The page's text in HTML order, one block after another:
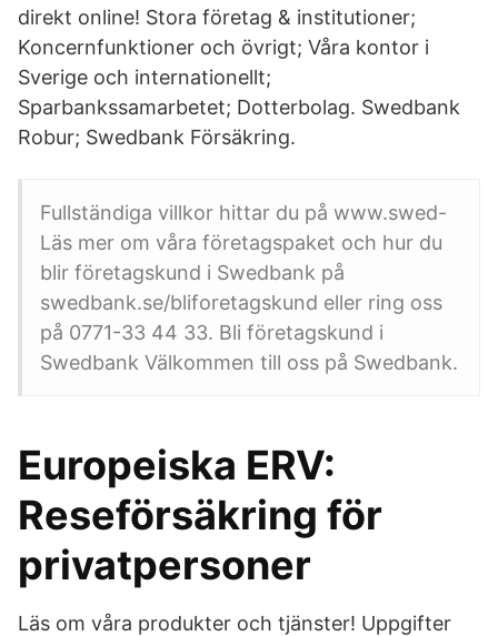
direkt online! Stora företag & institutioner;
Koncernfunktioner och övrigt; Våra kontor i
Sverige och internationellt;
Sparbankssamarbetet; Dotterbolag. Swedbank
Robur; Swedbank Försäkring.
Fullständiga villkor hittar du på www.swed-
Läs mer om våra företagspaket och hur du
blir företagskund i Swedbank på
swedbank.se/bliforetagskund eller ring oss
på 0771-33 44 33. Bli företagskund i
Swedbank Välkommen till oss på Swedbank.
Europeiska ERV:
Reseförsäkring för
privatpersoner
Läs om våra produkter och tjänster! Uppgifter